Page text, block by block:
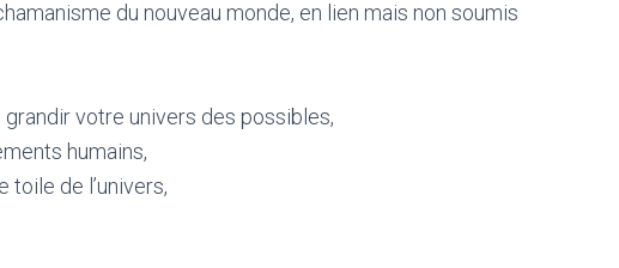
du nouveau monde, en lien mais non soumis
votre univers des possibles,
humains,
toile de l’univers,